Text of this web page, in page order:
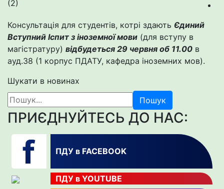
(2)
Консультація для студентів, котрі здають Єдиний
Вступний Іспит з іноземної мови (для вступу в
магістратуру) відбудеться 29 червня об 11.00 в
ауд.38 (1 корпус ПДАТУ, кафедра іноземних мов).
Шукати в новинах
Пошук
ПРИЄДНУЙТЕСЬ ДО НАС:
ПДУ в FACEBOOK
ПДУ в YOUTUBE